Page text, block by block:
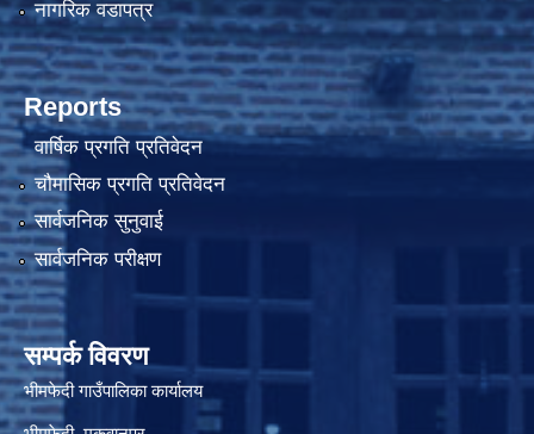
नागरिक वडापत्र
Reports
वार्षिक प्रगति प्रतिवेदन
चौमासिक प्रगति प्रतिवेदन
सार्वजनिक सुनुवाई
सार्वजनिक परीक्षण
सम्पर्क विवरण
भीमफेदी गाउँपालिका कार्यालय